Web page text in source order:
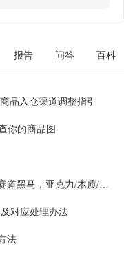
报告 问答 百科
品入仓渠道调整指引
你的商品图
木质/铁艺/ 玻璃挂钟选品全解析！
对应处理办法
法